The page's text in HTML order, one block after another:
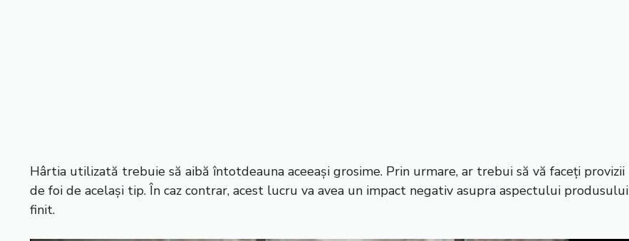
Hârtia utilizată trebuie să aibă întotdeauna aceeași grosime. Prin urmare, ar trebui să vă faceți provizii
de foi de același tip. În caz contrar, acest lucru va avea un impact negativ asupra aspectului produsului
finit.